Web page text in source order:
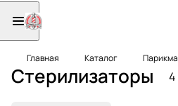
Главная Каталог
Стерилизаторы 4